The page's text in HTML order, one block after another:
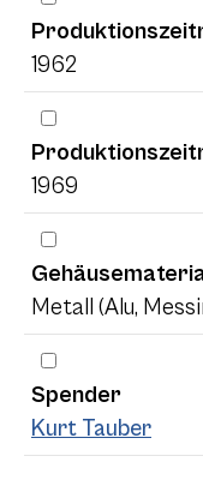
1962
1969
Metall (Alu,
Spender
Kurt Tauber